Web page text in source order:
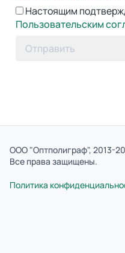
Настоящим
Пользовательским
Отправить
ООО "Оптполиграф", 2013-
Все права защищены.
Политика